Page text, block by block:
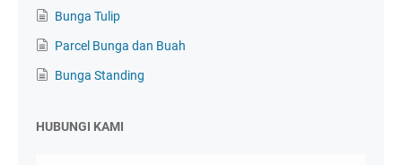
Bunga Tulip
Parcel Bunga dan Buah
Bunga Standing
HUBUNGI KAMI